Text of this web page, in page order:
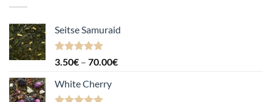
Seitse Samuraid
Hinnanguga
3.50€ – 70.00€Hinnavahemik:
White Cherry